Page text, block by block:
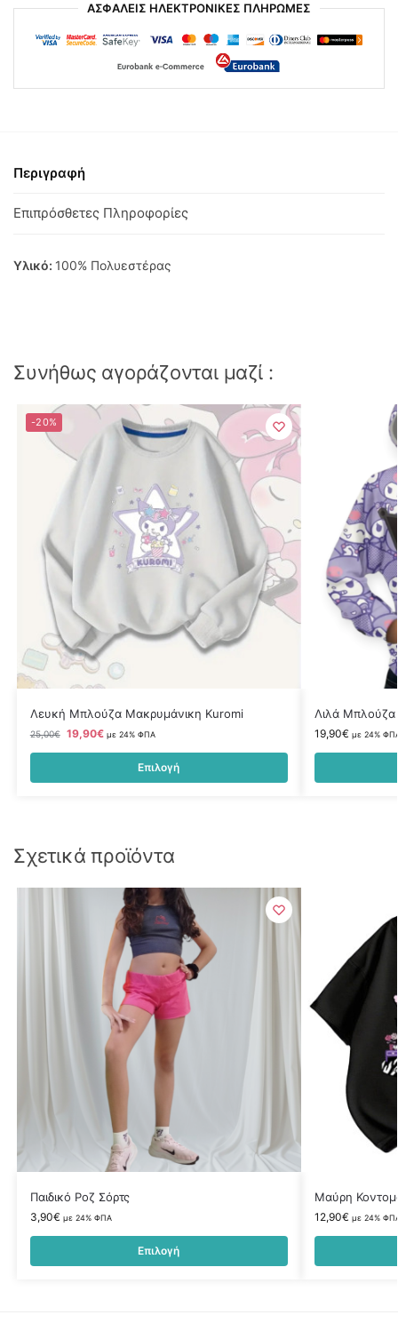
ΑΣΦΑΛΕΙΣ ΗΛΕΚΤΡΟΝΙΚΕΣ ΠΛΗΡΩΜΕΣ
Περιγραφή
Επιπρόσθετες Πληροφορίες
Υλικό: 100% Πολυεστέρας
Συνήθως αγοράζονται μαζί :
-20%
Λευκή Μπλούζα Μακρυμάνικη Kuromi
25,00€ 19,90€ με 24% ΦΠΑ
Επιλογή
Λιλά Μπλούζα
19,90€ με 24%
Σχετικά προϊόντα
Παιδικό Ροζ Σόρτς
3,90€ με 24% ΦΠΑ
Επιλογή
Μαύρη
12,90€ με 24%